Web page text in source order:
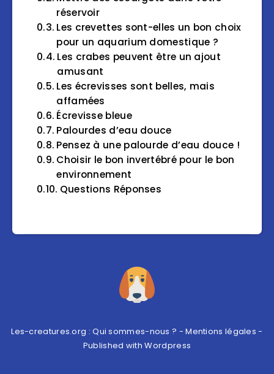
réservoir
Les crevettes sont-elles un bon choix
pour un aquarium domestique ?
Les crabes peuvent être un ajout
amusant
Les écrevisses sont belles, mais
affamées
Écrevisse bleue
Palourdes d’eau douce
Pensez à une palourde d’eau douce !
Choisir le bon invertébré pour le bon
environnement
Questions Réponses
Les-creatures.org :Qui sommes-nous ? -Mentions légales -
Published withWordpress